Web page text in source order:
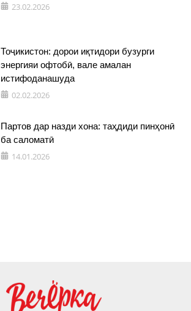
23.02.2026
Тоҷикистон: дорои иқтидори бузурги
энергияи офтобӣ, вале амалан
истифоданашуда
02.02.2026
Партов дар назди хона: таҳдиди пинҳонӣ
ба саломатӣ
14.01.2026